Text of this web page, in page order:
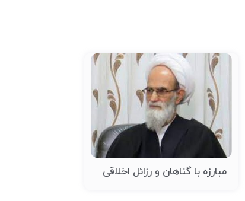
مبارزه با گناهان و رزائل اخلاقی